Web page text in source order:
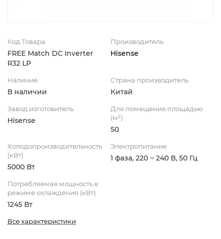
Код Товара
FREE Match DC Inverter
R32 LP
Производитель
Hisense
Наличие:
В наличии
Страна производитель
Китай
Завод изготовитель
Hisense
Для помещения площадью
(м²)
50
Холодопроизводительность
(кВт)
5000 Вт
Электропитание
1 фаза, 220 ~ 240 В, 50 Гц
Потребляемая мощность в
режиме охлаждения (кВт)
1245 Вт
Все характеристики